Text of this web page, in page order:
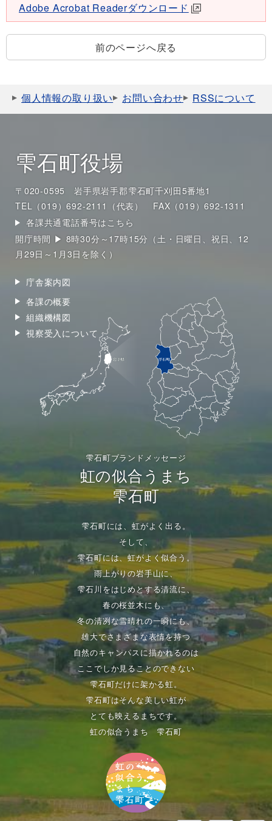
Adobe Acrobat Readerダウンロード
前のページへ戻る
個人情報の取り扱い お問い合わせ RSSについて
雫石町役場
〒020-0595 岩手県岩手郡雫石町千刈田5番地1
TEL（019）692-2111（代表）
FAX（019）692-1311
各課共通電話番号はこちら
開庁時間 ▶ 8時30分～17時15分（土・日曜日、祝日、12
月29日～1月3日を除く）
庁舎案内図
各課の概要
組織機構図
視察受入について
雫石町ブランドメッセージ
虹の似合うまち
雫石町
雫石町には、虹がよく出る。
そして、
雫石町には、虹がよく似合う。
雨上がりの岩手山に、
雫石川をはじめとする清流に、
春の桜並木にも、
冬の清冽な雪晴れの一瞬にも、
雄大でさまざまな表情を持つ
自然のキャンパスに描かれるのは
ここでしか見ることのできない
雫石町だけに架かる虹。
雫石町はそんな美しい虹が
とても映えるまちです。
虹の似合うまち 雫石町